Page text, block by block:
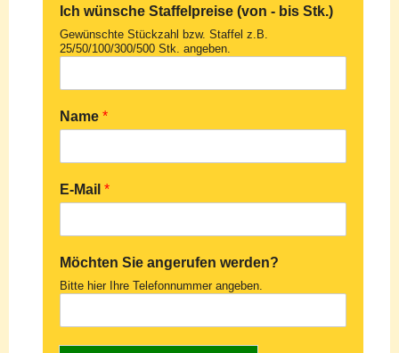
Ich wünsche Staffelpreise (von - bis Stk.)
Gewünschte Stückzahl bzw. Staffel z.B.
25/50/100/300/500 Stk. angeben.
Name *
E-Mail *
Möchten Sie angerufen werden?
Bitte hier Ihre Telefonnummer angeben.